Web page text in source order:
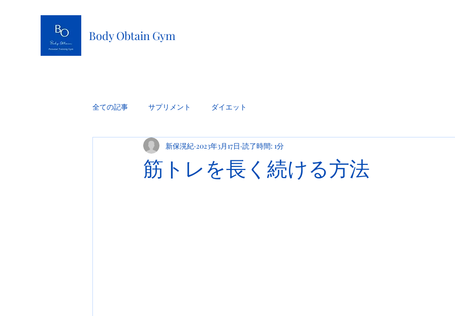
Body Obtain Gym
全ての記事 サプリメント ダイエット
筋トレを長く続ける方法
新保滉紀 2023年3月17日 読了時間: 1分